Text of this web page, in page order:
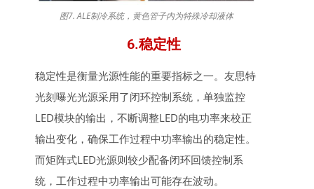
图7. ALE制冷系统，黄色管子内为特殊冷却液体
6.稳定性
稳定性是衡量光源性能的重要指标之一。友思特
光刻曝光光源采用了闭环控制系统 ，单独监控
LED模块的输出，不断调整LED的电功率来校正
输出变化，确保工作过程中功率输出的稳定性。
而矩阵式LED光源则较少配备闭环回馈控制系
统，工作过程中功率输出可能存在波动。